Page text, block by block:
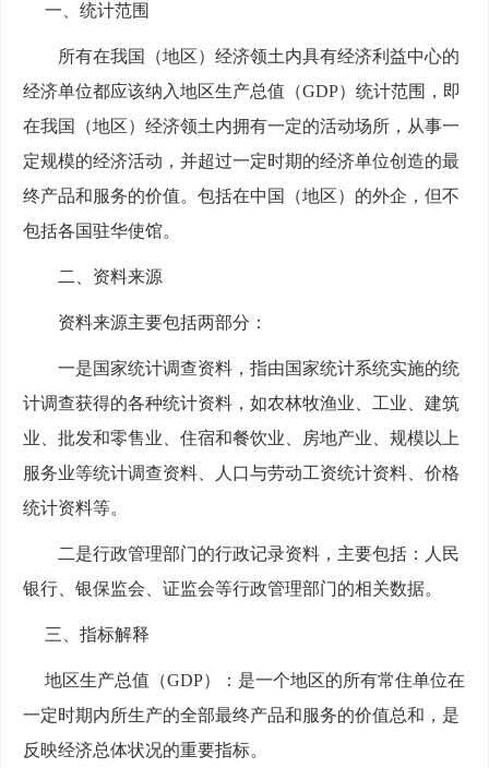
一、统计范围
所有在我国 （地区） 经济领土内具有经济利益中心的
经济单位都应该纳入地区生产总值（GDP）统计范围，即
在我国
（地区） 经济领土内拥有一定的活动场所，从事一
定规模的经济活动，并超过一定时期的经济单位创造的最
终产品和服务的价值。 包括在中国（地区）的外企，但不
包括各国驻华使馆。
二、资料来源
资料来源主要包括两部分：
一是国家统计调查资料，指由国家统计系统实施的统
计调查获得的各种统计资料，如农林牧渔业、 工业、建筑
业、批发和零售业、住宿和餐饮业、房地产业、规模以上
服务业等统计调查资料、人口与劳动工资统计资料、价格
统计资料等。
二是行政管理部门的行政记录资料，主要包括：人民
银行、银保监会、证监会等行政管理部门的相关数据。
三、指标解释
地区生产总值（GDP）：是一个地区的所有常住单位在
一定时期内所生产的全部最终产品和服务的价值总和，是
反映经济总体状况的重要指标。